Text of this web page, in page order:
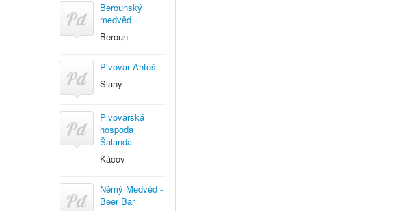
Berounský
medvěd
Beroun
Pivovar Antoš
Slaný
Pivovarská
hospoda
Šalanda
Kácov
Němý Medvěd -
Beer Bar